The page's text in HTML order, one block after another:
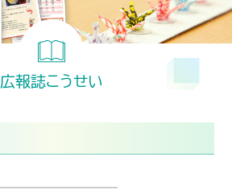
広報誌こうせい